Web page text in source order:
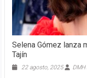
Selena Gómez lanza
Tajín
22 agosto, 2025